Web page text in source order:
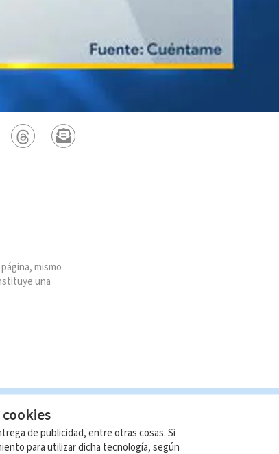
mismo
una
de publicidad, entre otras cosas. Si
para utilizar dicha tecnología, según